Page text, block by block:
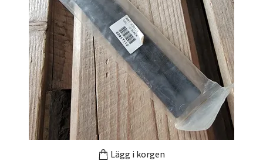
Lägg i korgen